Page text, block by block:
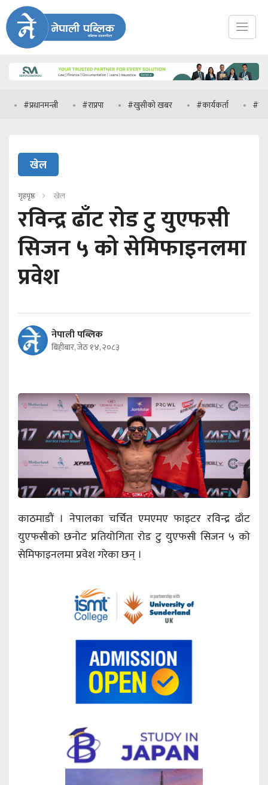
#राप्रपा #खुसीको खबर #कार्यकर्ता #मनिष झा
खेल
गृहपृष्ठ खेल
रविन्द्र ढाँट रोड टु युएफसी
सिजन ५ को सेमिफाइनलमा
प्रवेश
नेपाली पब्लिक
बिहीबार, जेठ १४, २०८३
काठमाडौं । नेपालका चर्चित एमएमए फाइटर रविन्द्र ढाँट
युएफसीको छनोट प्रतियोगिता रोड टु युएफसी सिजन ५ को
सेमिफाइनलमा प्रवेश गरेका छन् ।